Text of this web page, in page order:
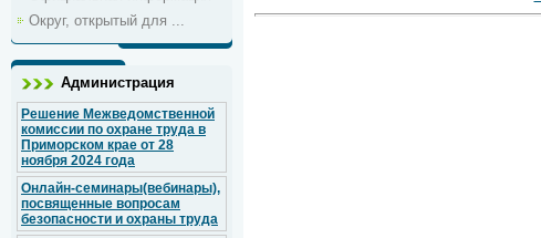
Округ, открытый для ...
Администрация
Решение Межведомственной
комиссии по охране труда в
Приморском крае от 28
ноября 2024 года
Онлайн-семинары(вебинары),
посвященные вопросам
безопасности и охраны труда